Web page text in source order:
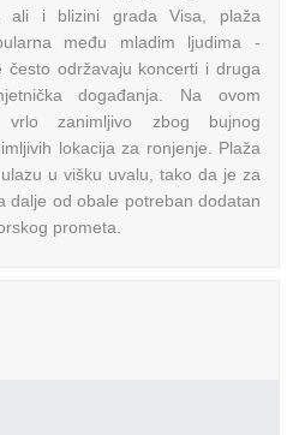
ali i blizini grada Visa, plaža
među mladim ljudima -
održavaju koncerti i druga
događanja. Na ovom
zanimljivo zbog bujnog
lokacija za ronjenje. Plaža
u višku uvalu, tako da je za
dalje od obale potreban dodatan
prometa.